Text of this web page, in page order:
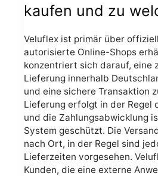
kaufen und zu
Veluflex ist primär über
autorisierte Online-Shops
konzentriert sich darauf, eine
Lieferung innerhalb
und eine sichere Transaktion
Lieferung erfolgt in der Regel
und die Zahlungsabwicklung
System geschützt. Die
nach Ort, in der Regel sind
Lieferzeiten vorgesehen.
Kunden, die eine externe